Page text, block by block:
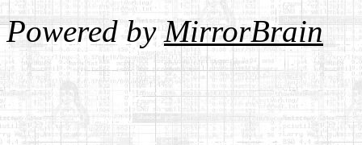
Powered byMirrorBrain